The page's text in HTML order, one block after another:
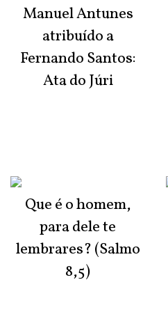
Manuel Antunes
atribuído a
Fernando Santos:
Ata do Júri
Que é o homem,
para dele te
lembrares? (Salmo
8,5)